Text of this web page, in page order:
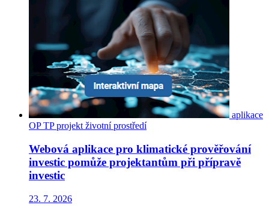
aplikace
OP TP projekt životní prostředí
Webová aplikace pro klimatické prověřování
investic pomůže projektantům při přípravě
investic
23. 7. 2026